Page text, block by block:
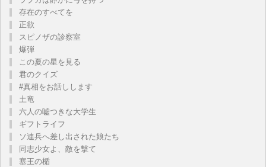
存在のすべてを
正欲
スピノザの診察室
爆弾
この夏の星を見る
君のクイズ
#真相をお話しします
土竜
六人の嘘つきな大学生
ギフトライフ
ソ連兵へ差し出された娘たち
同志少女よ、敵を撃て
塞王の楯